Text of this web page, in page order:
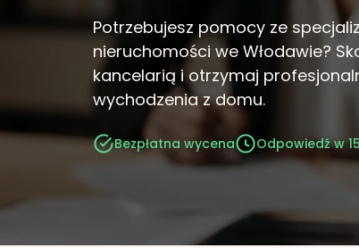
Potrzebujesz pomocy ze
nieruchomości we Włodawie?
kancelarią i otrzymaj
wychodzenia z domu.
Bezpłatna wycena Odpowiedź w